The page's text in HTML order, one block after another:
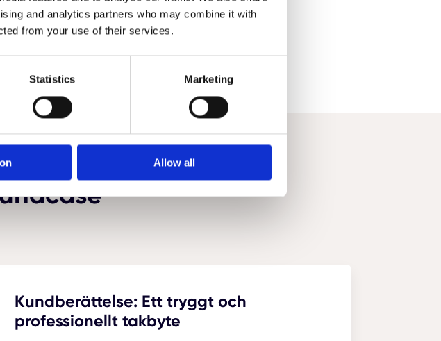
and analytics partners who may combine it with
from your use of their services.
Statistics Marketing
Allow all
Kundberättelse: Ett tryggt och
professionellt takbyte